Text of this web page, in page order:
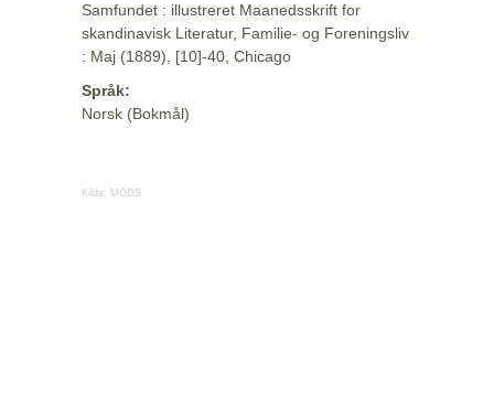
Samfundet : illustreret Maanedsskrift for
skandinavisk Literatur, Familie- og Foreningsliv
: Maj (1889), [10]-40, Chicago
Språk:
Norsk (Bokmål)
Kilde: MODS